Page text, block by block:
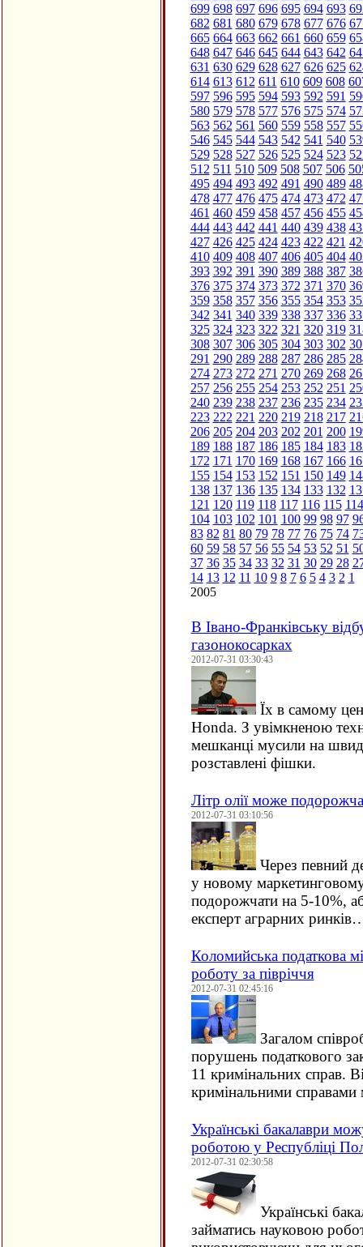
699 698 697 696 695 694 693
682 681 680 679 678 677 676
665 664 663 662 661 660 659
648 647 646 645 644 643 642
631 630 629 628 627 626 625
614 613 612 611 610 609 608
597 596 595 594 593 592 591
580 579 578 577 576 575 574
563 562 561 560 559 558 557
546 545 544 543 542 541 540
529 528 527 526 525 524 523
512 511 510 509 508 507 506
495 494 493 492 491 490 489
478 477 476 475 474 473 472
461 460 459 458 457 456 455
444 443 442 441 440 439 438
427 426 425 424 423 422 421
410 409 408 407 406 405 404
393 392 391 390 389 388 387
376 375 374 373 372 371 370
359 358 357 356 355 354 353
342 341 340 339 338 337 336
325 324 323 322 321 320 319
308 307 306 305 304 303 302
291 290 289 288 287 286 285
274 273 272 271 270 269 268
257 256 255 254 253 252 251
240 239 238 237 236 235 234
223 222 221 220 219 218 217
206 205 204 203 202 201 200
189 188 187 186 185 184 183
172 171 170 169 168 167 166
155 154 153 152 151 150 149
138 137 136 135 134 133 132
121 120 119 118 117 116 115 114
104 103 102 101 100 99 98 97
83 82 81 80 79 78 77 76 75 74
60 59 58 57 56 55 54 53 52 51
37 36 35 34 33 32 31 30 29 28
14 13 12 11 10 9 8 7 6 5 4 3 2 1
2005
В Івано-Франківську
газонокосарках
2012-07-31 03:30:43
Їх в самому
Honda. З увімкненою
мешканці мусили на
розставлені фішки.
Літр олії може
2012-07-31 03:10:56
Через певний
у новому
подорожчати на 5-10%,
експерт аграрних
Коломийська податкова
роботу за півріччя
2012-07-31 02:45:16
Загалом
порушень податкового
11 кримінальних справ.
кримінальними
Українські бакалаври
роботою у Республіці
2012-07-31 02:30:58
Українські
займатись науковою